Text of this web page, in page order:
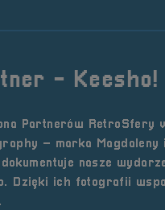
- Keesho!
Partnerów RetroSfery
– marka
nasze
Dzięki ich fotografii